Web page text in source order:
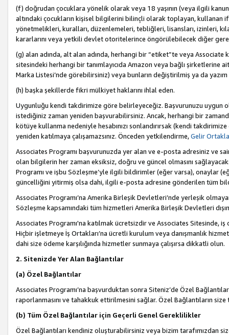
(f) doğrudan çocuklara yönelik olarak veya 18 yaşının (veya ilgili
altındaki çocukların kişisel bilgilerini bilinçli olarak toplayan, kullanan
yönetmelikleri, kuralları, düzenlemeleri, tebliğleri, lisansları, izinleri,
kararlarını veya yetkili devlet otoritelerince öngörülebilecek diğer
(g) alan adında, alt alan adında, herhangi bir “etiket”te veya
sitesindeki herhangi bir tanımlayıcıda Amazon veya bağlı şirketlerine
Marka Listesi’nde görebilirsiniz) veya bunların değiştirilmiş ya da
(h) başka şekillerde fikri mülkiyet haklarını ihlal eden.
Uygunluğu kendi takdirimize göre belirleyeceğiz. Başvurunuzu uygun
istediğiniz zaman yeniden başvurabilirsiniz. Ancak, herhangi bir
kötüye kullanma nedeniyle hesabınızı sonlandırırsak (kendi
yeniden katılmaya çalışamazsınız. Önceden yetkilendirme,Gelir
Associates Programı başvurunuzda yer alan ve e-posta adresiniz ve
olan bilgilerin her zaman eksiksiz, doğru ve güncel olmasını
Programı ve işbu Sözleşme’yle ilgili bildirimler (eğer varsa), onaylar
güncelliğini yitirmiş olsa dahi, ilgili e-posta adresine gönderilen tüm
Associates Programı’na Amerika Birleşik Devletleri’nde yerleşik
Sözleşme kapsamındaki tüm hizmetleri Amerika Birleşik Devletleri
Associates Programı'na katılmak ücretsizdir ve Associates Sitesinde,
Hiçbir işletmeye İş Ortakları’na ücretli kurulum veya danışmanlık
dahi size ödeme karşılığında hizmetler sunmaya çalışırsa dikkatli olun.
2. Sitenizde Yer Alan Bağlantılar
(a) Özel Bağlantılar
Associates Programı’na başvurduktan sonra Siteniz’de Özel
raporlanmasını ve tahakkuk ettirilmesini sağlar. Özel Bağlantıların
(b) Tüm Özel Bağlantılar için Geçerli Genel Gereklilikler
Özel Bağlantıları kendiniz oluşturabilirsiniz veya bizim tarafımızdan